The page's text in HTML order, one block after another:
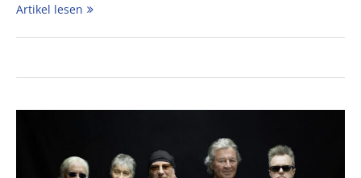
Artikel lesen